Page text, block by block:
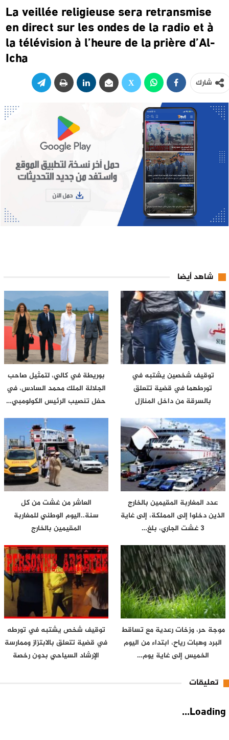
La veillée religieuse sera retransmise
en direct sur les ondes de la radio et à
la télévision à l’heure de laprière d’Al-
Icha
شارك
شاهد أيضا
توقيف شخصين يشتبه في
تورطهما في قضية تتعلق
بالسرقة من داخل المنازل
بوريطة في كالي، لتمثيل صاحب
الجلالة الملك محمد السادس، في
حفل تنصيب الرئيس الكولومبي…
عدد المغاربة المقيمين بالخارج
الذين دخلوا إلى المملكة، إلى غاية
3 غشت الجاري، بلغ…
العاشر من غشت من كل
سنة..اليوم الوطني للمغاربة
المقيمين بالخارج
موجة حر، وزخات رعدية مع تساقط
البرد وهبات رياح، ابتداء من اليوم
الخميس إلى غاية يوم…
توقيف شخص يشتبه في تورطه
في قضية تتعلق بالابتزاز وممارسة
الإرشاد السياحي بدون رخصة
تعليقات
Loading...